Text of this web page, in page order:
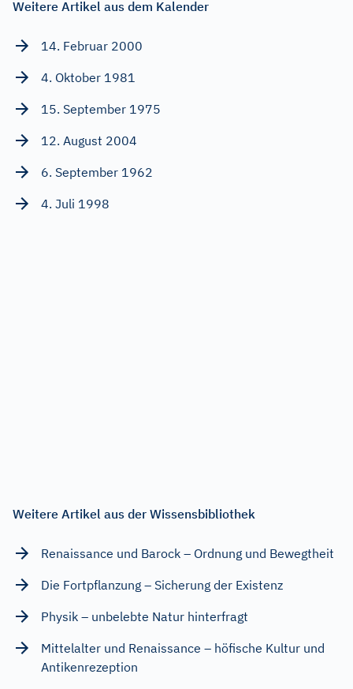
Weitere Artikel aus dem Kalender
14. Februar 2000
4. Oktober 1981
15. September 1975
12. August 2004
6. September 1962
4. Juli 1998
Weitere Artikel aus der Wissensbibliothek
Renaissance und Barock – Ordnung und Bewegtheit
Die Fortpflanzung – Sicherung der Existenz
Physik – unbelebte Natur hinterfragt
Mittelalter und Renaissance – höfische Kultur und
Antikenrezeption